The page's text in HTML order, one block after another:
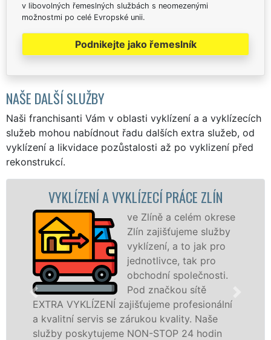
v libovolných řemeslných službách s neomezenými
možnostmi po celé Evropské unii.
Podnikejte jako řemeslník
NAŠE DALŠÍ SLUŽBY
Naši franchisanti Vám v oblasti vyklízení a a vyklízecích
služeb mohou nabídnout řadu dalších extra služeb, od
vyklízení a likvidace pozůstalosti až po vyklizení před
rekonstrukcí.
A VYKLÍZECÍ PRÁCE ZLÍN
ve Zlíně a celém okrese
Zlín zajišťujeme služby
vyklízení, a to jak pro
jednotlivce, tak pro
obchodní společnosti.
Pod značkou sítě
zajišťujeme profesionální
servis se zárukou kvality. Naše
NON-STOP 24 hodin
ve Zlíně a
zárukou